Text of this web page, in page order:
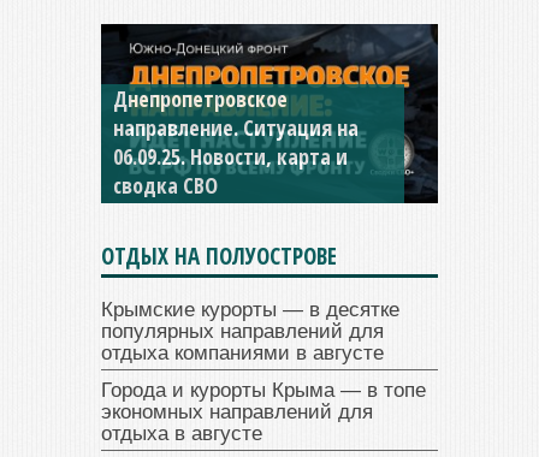
Днепропетровское
направление. Ситуация на
06.09.25. Новости, карта и
сводка СВО
Константиновское
направление. Ситуация на
04.09.25 Новости, карта и
сводка СВО
ОТДЫХ НА ПОЛУОСТРОВЕ
Крымские курорты — в десятке
популярных направлений для
отдыха компаниями в августе
Города и курорты Крыма — в топе
экономных направлений для
отдыха в августе